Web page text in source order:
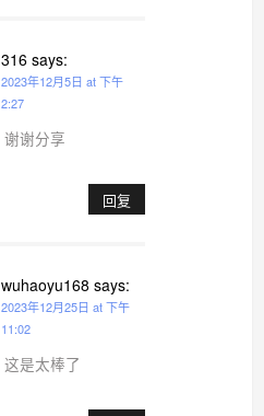
316 says:
2023年12月5日 at 下午
2:27
谢谢分享
回复
wuhaoyu168 says:
2023年12月25日 at 下午
11:02
这是太棒了